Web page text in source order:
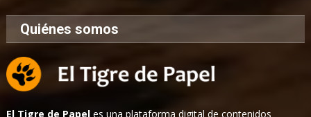
Quiénes somos
El Tigre de Papel es una plataforma digital de contenidos